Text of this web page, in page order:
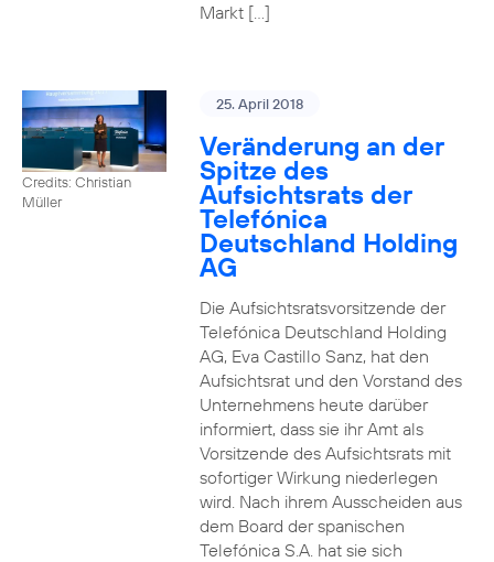
Markt […]
Credits: Christian
Müller
25. April 2018
Veränderung an der
Spitze des
Aufsichtsrats der
Telefónica
Deutschland Holding
AG
Die Aufsichtsratsvorsitzende der
Telefónica Deutschland Holding
AG, Eva Castillo Sanz, hat den
Aufsichtsrat und den Vorstand des
Unternehmens heute darüber
informiert, dass sie ihr Amt als
Vorsitzende des Aufsichtsrats mit
sofortiger Wirkung niederlegen
wird. Nach ihrem Ausscheiden aus
dem Board der spanischen
Telefónica S.A. hat sie sich